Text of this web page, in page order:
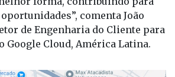
nossas tecnologias podem ser
forma, contribuindo para
comenta João
de Engenharia do Cliente para